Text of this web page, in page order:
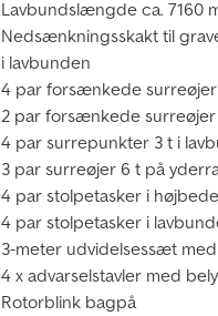
Lavbundslængde ca. 7160
Nedsænkningsskakt til
i lavbunden
4 par forsænkede surreøjer
2 par forsænkede
4 par surrepunkter 3 t i
3 par surreøjer 6 t på
4 par stolpetasker i
4 par stolpetasker i
3-meter udvidelsessæt
4 x advarselstavler med
Rotorblink bagpå